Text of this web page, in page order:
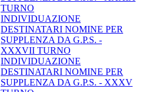
TURNO
INDIVIDUAZIONE
DESTINATARI NOMINE PER
SUPPLENZA DA G.P.S. -
XXXVII TURNO
INDIVIDUAZIONE
DESTINATARI NOMINE PER
SUPPLENZA DA G.P.S. - XXXV